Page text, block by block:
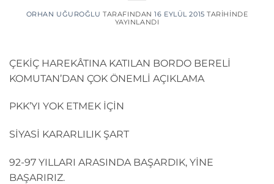
ORHAN UĞUROĞLU TARAFINDAN 16 EYLÜL 2015 TARIHINDE
YAYINLANDI
ÇEKİÇ HAREKÂTINA KATILAN BORDO BERELİ
KOMUTAN’DAN ÇOK ÖNEMLİ AÇIKLAMA
PKK’YI YOK ETMEK İÇİN
SİYASİ KARARLILIK ŞART
92-97 YILLARI ARASINDA BAŞARDIK, YİNE
BAŞARIRIZ.